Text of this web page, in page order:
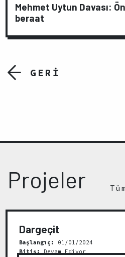
GERİ
Mehmet Uytun Davası:
beraat
Projeler
Dargeçit
Başlangıç:
01/01/2024
Bitiş:Devam Ediyor